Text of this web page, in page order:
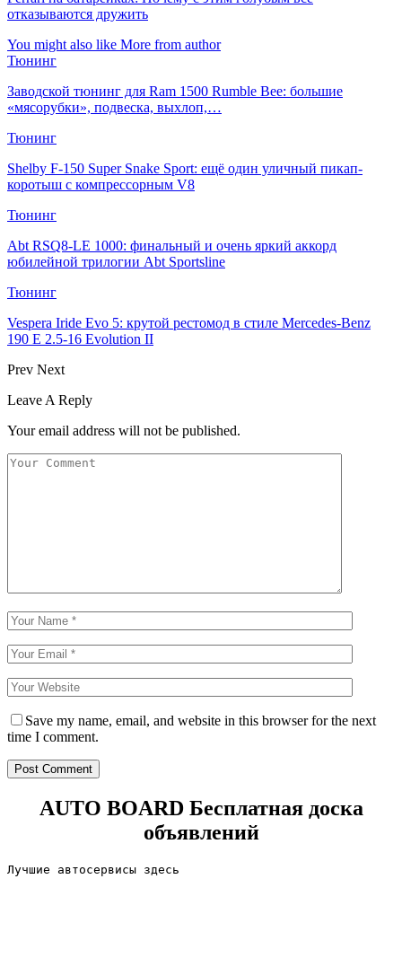
отказываются дружить
You might also like More from author
Тюнинг
Заводской тюнинг для Ram 1500 Rumble Bee: большие
«мясорубки», подвеска, выхлоп,…
Тюнинг
Shelby F-150 Super Snake Sport: ещё один уличный пикап-
коротыш с компрессорным V8
Тюнинг
Abt RSQ8-LE 1000: финальный и очень яркий аккорд
юбилейной трилогии Abt Sportsline
Тюнинг
Vespera Iride Evo 5: крутой рестомод в стиле Mercedes-Benz
190 E 2.5-16 Evolution II
Prev Next
Leave A Reply
Your email address will not be published.
Save my name, email, and website in this browser for the next
time I comment.
AUTO BOARDБесплатная доска
объявлений
Лучшие автосервисы здесь